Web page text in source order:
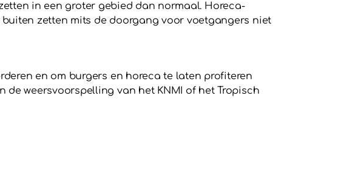
in een groter gebied dan normaal. Horeca-
zetten mits de doorgang voor voetgangers niet
en om burgers en horeca te laten profiteren
de weersvoorspelling van het KNMI of het Tropisch